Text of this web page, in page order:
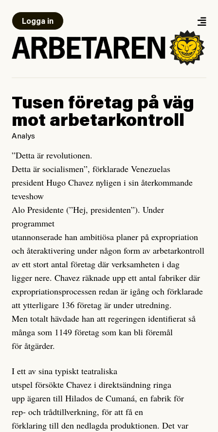
Logga in
Tusen företag på väg
mot arbetarkontroll
Analys
”Detta är revolutionen.
Detta är socialismen”, förklarade Venezuelas
president Hugo Chavez nyligen i sin återkommande
teveshow
Alo Presidente (”Hej, presidenten”). Under
programmet
utannonserade han ambitiösa planer på expropriation
och återaktivering under någon form av arbetarkontroll
av ett stort antal företag där verksamheten i dag
ligger nere. Chavez räknade upp ett antal fabriker där
expropriationsprocessen redan är igång och förklarade
att ytterligare 136 företag är under utredning.
Men totalt hävdade han att regeringen identifierat så
många som 1149 företag som kan bli föremål
för åtgärder.
I ett av sina typiskt teatraliska
utspel försökte Chavez i direktsändning ringa
upp ägaren till Hilados de Cumaná, en fabrik för
rep- och trådtillverkning, för att få en
förklaring till den nedlagda produktionen. Det var